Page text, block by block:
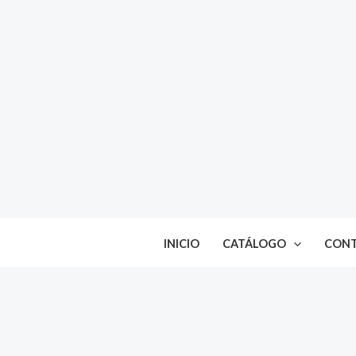
INICIO CATÁLOGO